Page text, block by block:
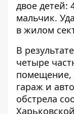
двое детей:
мальчик.
в жилом
В
четыре
помещение,
гараж и
обстрела